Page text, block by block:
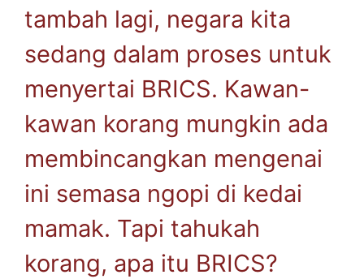
tambah lagi, negara kita
sedang dalam proses untuk
menyertai BRICS. Kawan-
kawan korang mungkin ada
membincangkan mengenai
ini semasa ngopi di kedai
mamak. Tapi tahukah
korang, apa itu BRICS?